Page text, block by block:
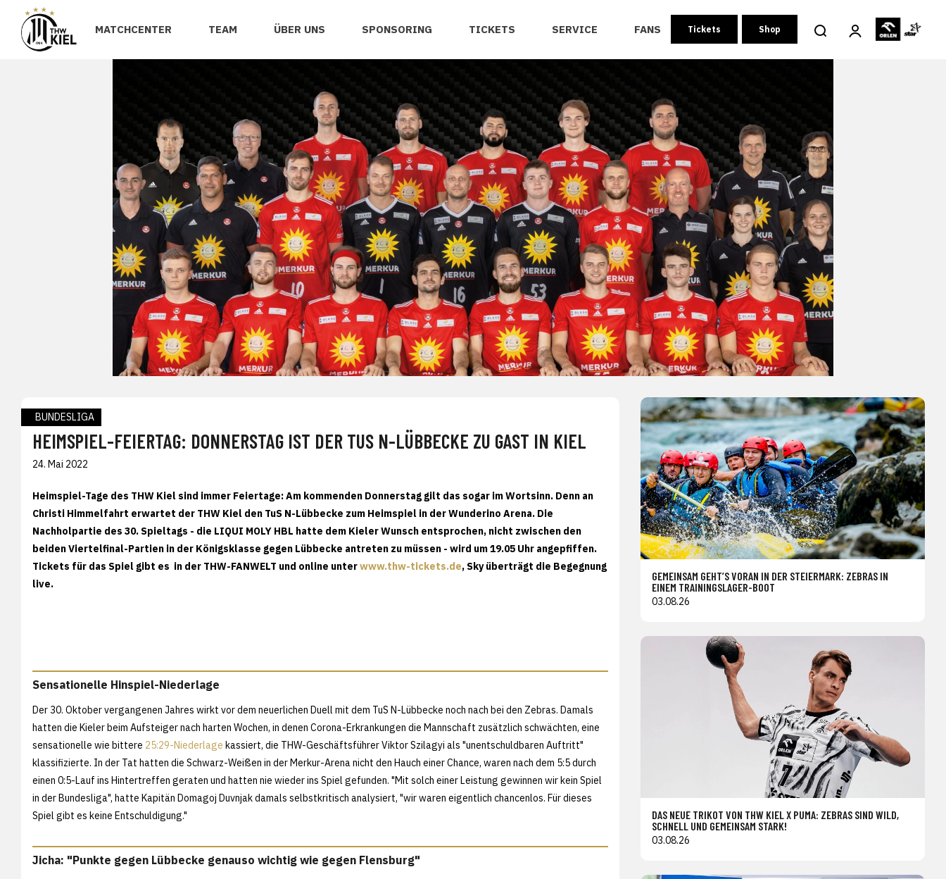
MATCHCENTER TEAM ÜBER UNS SPONSORING TICKETS SERVICE FANS Tickets Shop
BUNDESLIGA
HEIMSPIEL-FEIERTAG: DONNERSTAG IST DER TUS N-LÜBBECKE ZU GAST IN KIEL
24. Mai 2022
Heimspiel-Tage des THW Kiel sind immer Feiertage: Am kommenden Donnerstag gilt das sogar im Wortsinn. Denn an
Christi Himmelfahrt erwartet der THW Kiel den TuS N-Lübbecke zum Heimspiel in der Wunderino Arena. Die
Nachholpartie des 30. Spieltags - die LIQUI MOLY HBL hatte dem Kieler Wunsch entsprochen, nicht zwischen den
beiden Viertelfinal-Partien in der Königsklasse gegen Lübbecke antreten zu müssen - wird um 19.05 Uhr angepfiffen.
Tickets für das Spiel gibt es in der THW-FANWELT und online unterwww.thw-tickets.de, Sky überträgt die Begegnung
live.
Sensationelle Hinspiel-Niederlage
Der 30. Oktober vergangenen Jahres wirkt vor dem neuerlichen Duell mit dem TuS N-Lübbecke noch nach bei den Zebras. Damals
hatten die Kieler beim Aufsteiger nach harten Wochen, in denen Corona-Erkrankungen die Mannschaft zusätzlich schwächten, eine
sensationelle wie bittere 25:29-Niederlage kassiert, die THW-Geschäftsführer Viktor Szilagyi als "unentschuldbaren Auftritt"
klassifizierte. In der Tat hatten die Schwarz-Weißen in der Merkur-Arena nicht den Hauch einer Chance, waren nach dem 5:5 durch
einen 0:5-Lauf ins Hintertreffen geraten und hatten nie wieder ins Spiel gefunden. "Mit solch einer Leistung gewinnen wir kein Spiel
in der Bundesliga", hatte Kapitän Domagoj Duvnjak damals selbstkritisch analysiert, "wir waren eigentlich chancenlos. Für dieses
Spiel gibt es keine Entschuldigung."
Jicha: "Punkte gegen Lübbecke genauso wichtig wie gegen Flensburg"
GEMEINSAM GEHT’S VORAN IN DER STEIERMARK: ZEBRAS IN
EINEM TRAININGSLAGER-BOOT
03.08.26
DAS NEUE TRIKOT VON THW KIEL X PUMA: ZEBRAS SIND WILD,
SCHNELL UND GEMEINSAM STARK!
03.08.26